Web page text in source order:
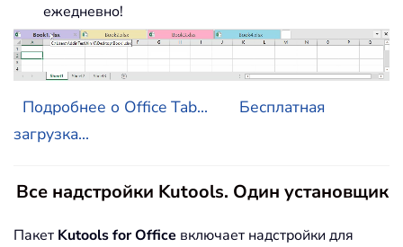
ежедневно!
Подробнее о Office Tab...
Бесплатная
загрузка...
Все надстройки Kutools. Один установщик
Пакет Kutools for Office включает надстройки для